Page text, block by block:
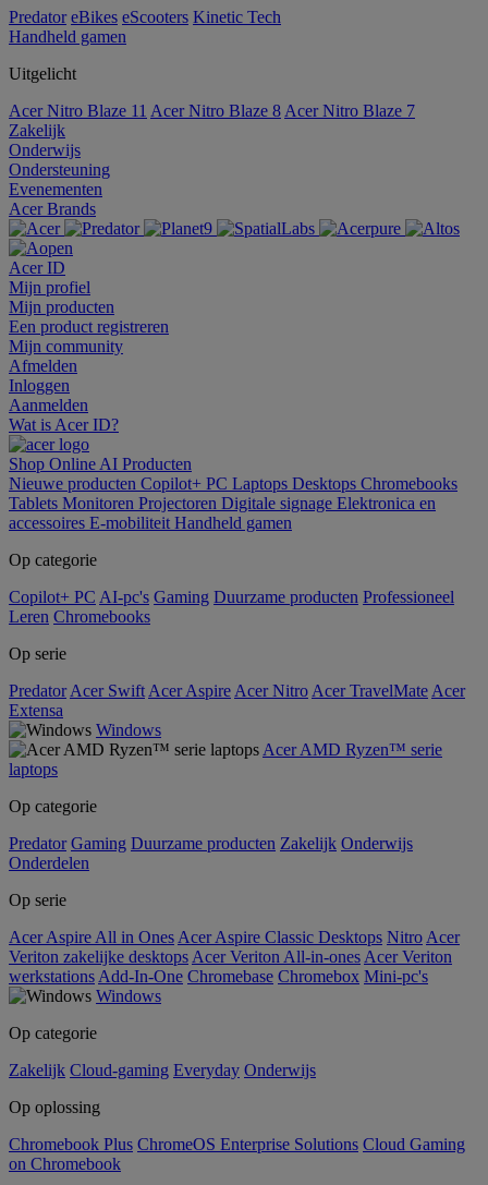
Predator eBikes eScooters Kinetic Tech
Handheld gamen
Uitgelicht
Acer Nitro Blaze 11 Acer Nitro Blaze 8 Acer Nitro Blaze 7
Zakelijk
Onderwijs
Ondersteuning
Evenementen
Acer Brands
Acer ID
Mijn profiel
Mijn producten
Een product registreren
Mijn community
Afmelden
Inloggen
Aanmelden
Wat is Acer ID?
Shop Online AI Producten
Nieuwe producten Copilot+ PC Laptops Desktops Chromebooks
Tablets Monitoren Projectoren Digitale signage Elektronica en
accessoires E-mobiliteit Handheld gamen
Op categorie
Copilot+ PC AI-pc's Gaming Duurzame producten Professioneel
Leren Chromebooks
Op serie
Predator Acer Swift Acer Aspire Acer Nitro Acer TravelMate Acer
Extensa
Windows
Acer AMD Ryzen™ serie
laptops
Op categorie
Predator Gaming Duurzame producten Zakelijk Onderwijs
Onderdelen
Op serie
Acer Aspire All in Ones Acer Aspire Classic Desktops Nitro Acer
Veriton zakelijke desktops Acer Veriton All-in-ones Acer Veriton
werkstations Add-In-One Chromebase Chromebox Mini-pc's
Windows
Op categorie
Zakelijk Cloud-gaming Everyday Onderwijs
Op oplossing
Chromebook Plus ChromeOS Enterprise Solutions Cloud Gaming
on Chromebook